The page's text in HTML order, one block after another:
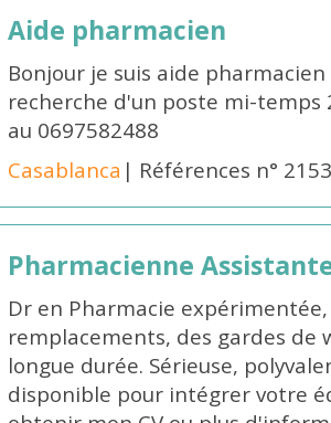
Aide pharmacien
Bonjour je suis aide
recherche d'un poste mi-temps
au 0697582488
Casablanca | Références n°
Pharmacienne
Dr en Pharmacie
remplacements, des gardes de
longue durée. Sérieuse,
disponible pour intégrer votre